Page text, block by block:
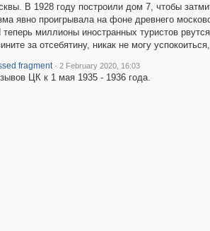
В 1928 году построили дом 7, чтобы
явно проигрывала на фоне древнего
теперь миллионы иностранных туристов
за отсебятину, никак не могу
fragment · 2 February 2020, 16:03
ЦК к 1 мая 1935 - 1936 года.